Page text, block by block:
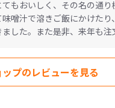
、収穫・選別を行いますの
もおいしく、その名の通り
噌汁で溶きご飯にかけたり
した。また是非、来年も注
ップのレビューを見る